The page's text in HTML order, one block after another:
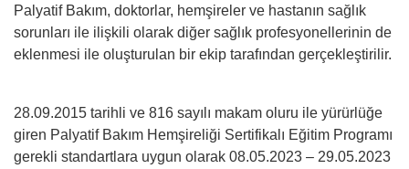
Palyatif Bakım, doktorlar, hemşireler ve hastanın sağlık
sorunları ile ilişkili olarak diğer sağlık profesyonellerinin de
eklenmesi ile oluşturulan bir ekip tarafından gerçekleştirilir.
28.09.2015 tarihli ve 816 sayılı makam oluru ile yürürlüğe
giren Palyatif Bakım Hemşireliği Sertifikalı Eğitim Programı
gerekli standartlara uygun olarak 08.05.2023 – 29.05.2023